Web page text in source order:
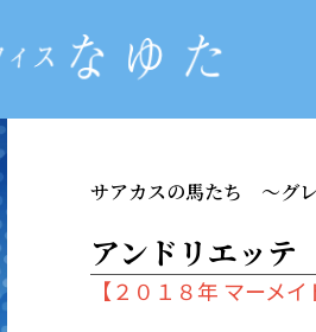
サアカスの馬たち ～グ
アンドリエッテ
【２０１８年 マーメ